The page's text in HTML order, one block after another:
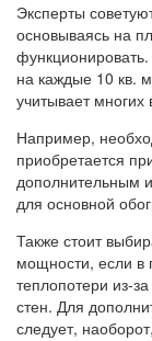
Эксперты
основываясь на
на каждые 10 кв.
учитывает многих
Например,
приобретается
дополнительным
для основной
Также стоит
мощности, если
теплопотери из-
стен. Для
следует,